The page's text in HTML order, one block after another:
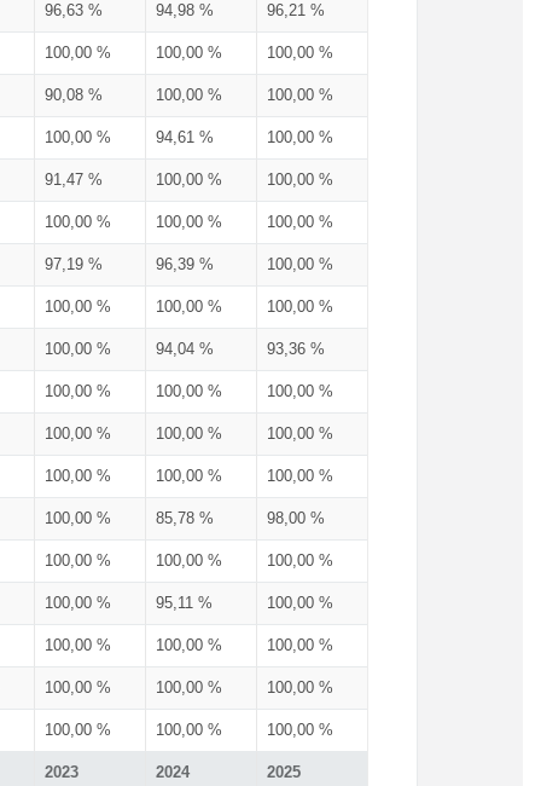
2023 2024 2025
96,63 % 94,98 % 96,21 %
100,00 % 100,00 % 100,00 %
90,08 % 100,00 % 100,00 %
100,00 % 94,61 % 100,00 %
91,47 % 100,00 % 100,00 %
100,00 % 100,00 % 100,00 %
97,19 % 96,39 % 100,00 %
100,00 % 100,00 % 100,00 %
100,00 % 94,04 % 93,36 %
100,00 % 100,00 % 100,00 %
100,00 % 100,00 % 100,00 %
100,00 % 100,00 % 100,00 %
100,00 % 85,78 % 98,00 %
100,00 % 100,00 % 100,00 %
100,00 % 95,11 % 100,00 %
100,00 % 100,00 % 100,00 %
100,00 % 100,00 % 100,00 %
100,00 % 100,00 % 100,00 %